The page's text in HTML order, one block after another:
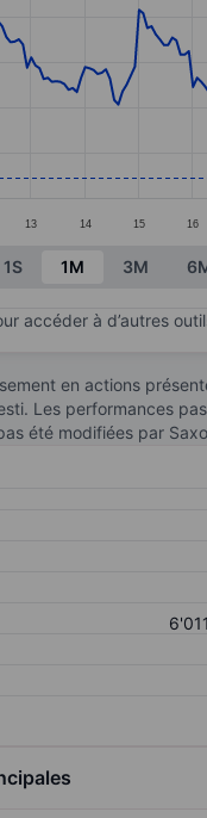
points.
displaying categories.
displaying values.
13 14 15 16
1S 1M 3M
accéder à d’autres
en actions
Les performances
été modifiées par